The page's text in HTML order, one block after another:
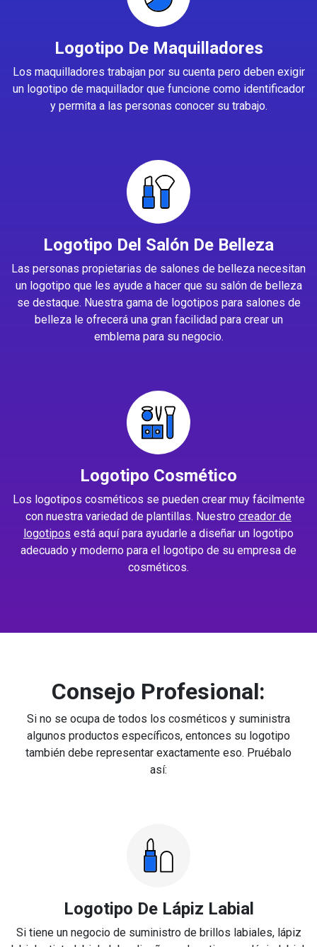
Logotipo De Maquilladores
Los maquilladores trabajan por su cuenta pero deben exigir
un logotipo de maquillador que funcione como identificador
y permita a las personas conocer su trabajo.
Logotipo Del Salón De Belleza
Las personas propietarias de salones de belleza necesitan
un logotipo que les ayude a hacer que su salón de belleza
se destaque. Nuestra gama de logotipos para salones de
belleza le ofrecerá una gran facilidad para crear un
emblema para su negocio.
Logotipo Cosmético
Los logotipos cosméticos se pueden crear muy fácilmente
con nuestra variedad de plantillas. Nuestro creador de
logotipos está aquí para ayudarle a diseñar un logotipo
adecuado y moderno para el logotipo de su empresa de
cosméticos.
Consejo Profesional:
Si no se ocupa de todos los cosméticos y suministra
algunos productos específicos, entonces su logotipo
también debe representar exactamente eso. Pruébalo
así:
Logotipo De Lápiz Labial
Si tiene un negocio de suministro de brillos labiales, lápiz